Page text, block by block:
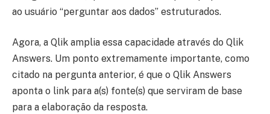
ao usuário “perguntar aos dados” estruturados.
Agora, a Qlik amplia essa capacidade através do Qlik
Answers. Um ponto extremamente importante, como
citado na pergunta anterior, é que o Qlik Answers
aponta o link para a(s) fonte(s) que serviram de base
para a elaboração da resposta.